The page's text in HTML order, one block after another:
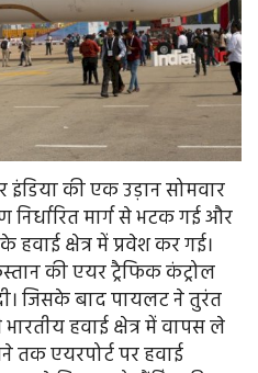
की एक उड़ान सोमवार
मार्ग से भटक गई और
क्षेत्र में प्रवेश कर गई।
की एयर ट्रैफिक कंट्रोल
जिसके बाद पायलट ने तुरंत
हवाई क्षेत्र में वापस ले
एयरपोर्ट पर हवाई